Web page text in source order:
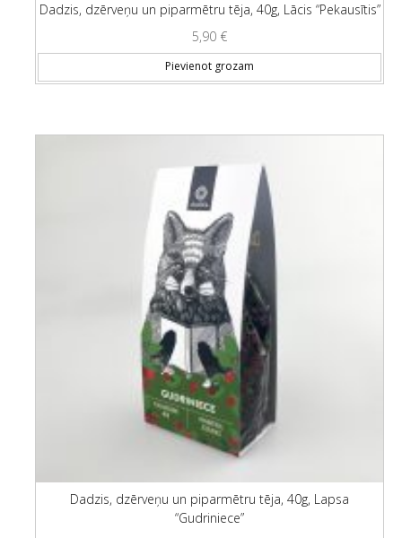
Dadzis, dzērveņu un piparmētru tēja, 40g, Lācis “Pekausītis”
5,90 €
Pievienot grozam
Dadzis, dzērveņu un piparmētru tēja, 40g, Lapsa
“Gudriniece”